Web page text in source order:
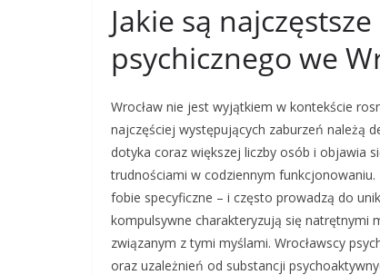
Jakie są
psychicznego we
Wrocław nie jest wyjątkiem w kontekście
najczęściej występujących zaburzeń należą
dotyka coraz większej liczby osób i objawia
trudnościami w codziennym
fobie specyficzne – i często prowadzą do
kompulsywne charakteryzują się natrętnymi
związanym z tymi myślami. Wrocławscy
oraz uzależnień od substancji